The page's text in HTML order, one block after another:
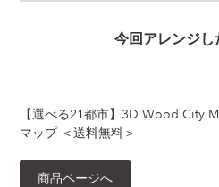
今回アレンジし
【選べる21都市】3D Wood City
マップ ＜送料無料＞
商品ページへ